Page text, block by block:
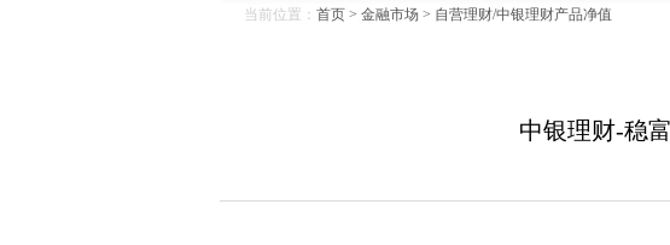
当前位置： 首页 > 金融市场 > 自营理财/中银理财产品净值
中银理财-稳